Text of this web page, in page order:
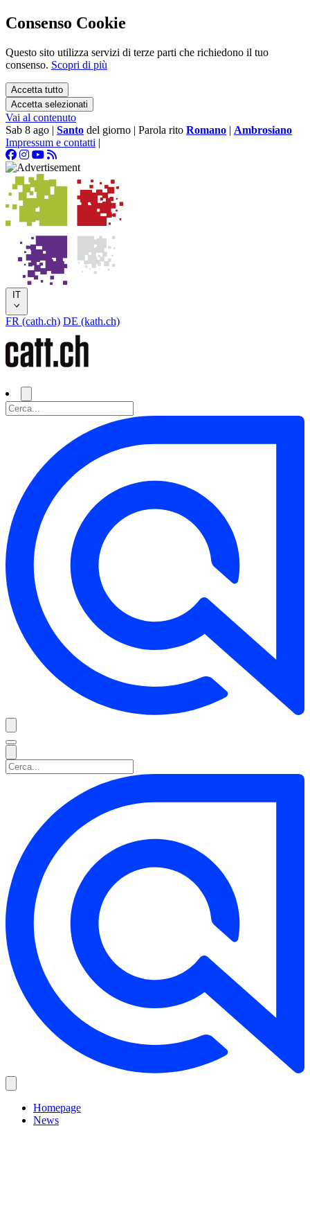
Consenso Cookie
Questo sito utilizza servizi di terze parti che richiedono il tuo
consenso. Scopri di più
Accetta tutto
Accetta selezionati
Vai al contenuto
Sab 8 ago | Santo del giorno | Parola rito Romano | Ambrosiano
Impressum e contatti |
IT
FR (cath.ch) DE (kath.ch)
Homepage
News